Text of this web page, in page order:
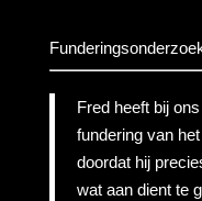
Fred heeft bij
fundering van
doordat hij
wat aan dient te